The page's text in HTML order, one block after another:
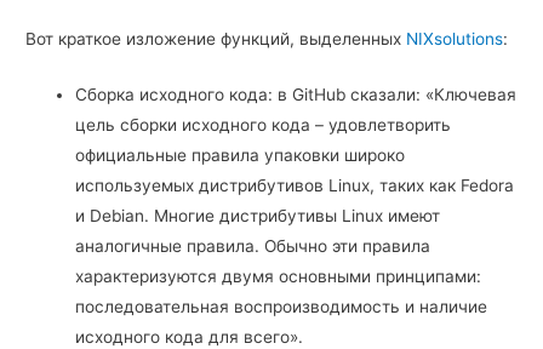
Вот краткое изложение функций, выделенных NIXsolutions:
Сборка исходного кода: в GitHub сказали: «Ключевая
цель сборки исходного кода – удовлетворить
официальные правила упаковки широко
используемых дистрибутивов Linux, таких как Fedora
и Debian. Многие дистрибутивы Linux имеют
аналогичные правила. Обычно эти правила
характеризуются двумя основными принципами:
последовательная воспроизводимость и наличие
исходного кода для всего».